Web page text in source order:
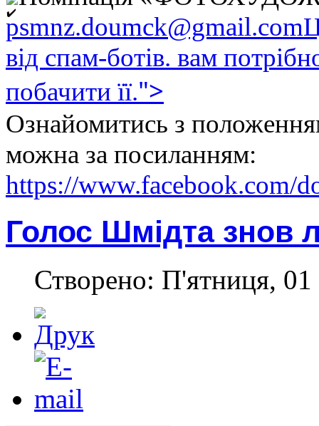
psmnz.doumck@gmail.com
від спам-ботів. вам
побачити її.">
Ознайомитись з
можна за посиланням:
https://www.facebook.com/
Голос Шмідта знов
Створено: П'ятниця, 01